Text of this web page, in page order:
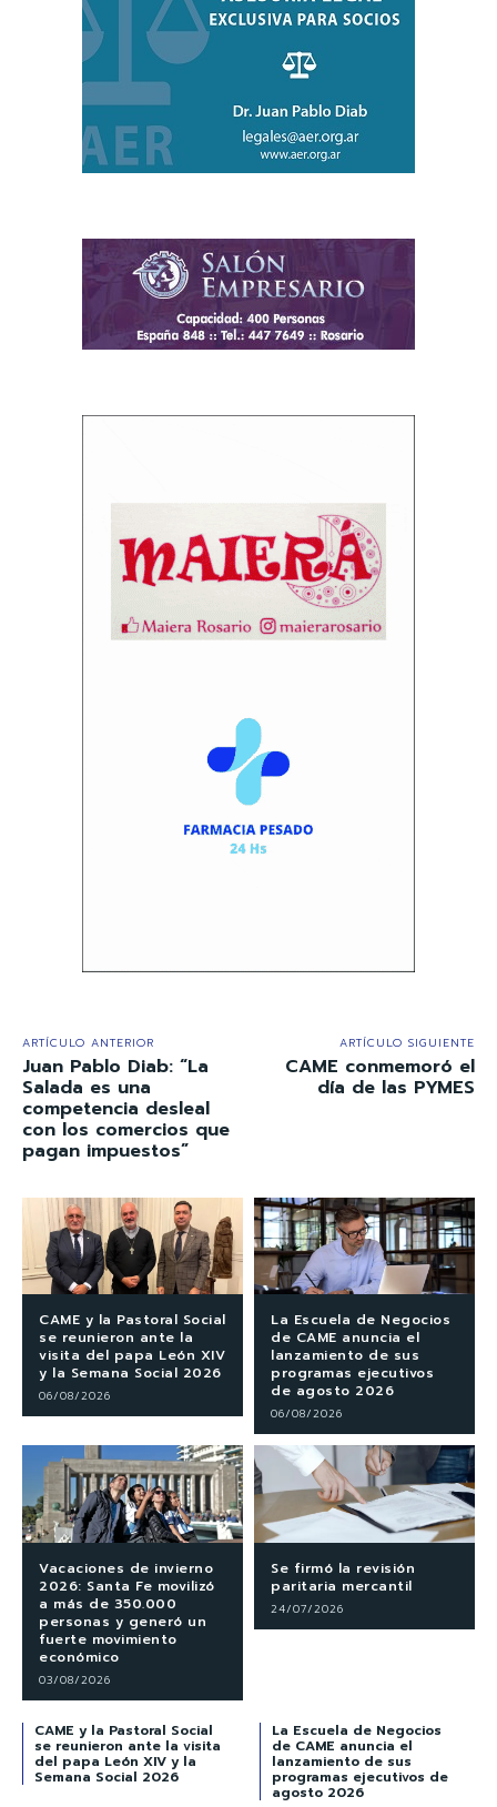
ARTÍCULO ANTERIOR
Juan Pablo Diab: “La
Salada es una
competencia desleal
con los comercios que
pagan impuestos”
ARTÍCULO SIGUIENTE
CAME conmemoró el
día de las PYMES
CAME y la Pastoral Social
se reunieron ante la
visita del papa León XIV
y la Semana Social 2026
06/08/2026
La Escuela de Negocios
de CAME anuncia el
lanzamiento de sus
programas ejecutivos
de agosto 2026
06/08/2026
Vacaciones de invierno
2026: Santa Fe movilizó
a más de 350.000
personas y generó un
fuerte movimiento
económico
03/08/2026
Se firmó la revisión
paritaria mercantil
24/07/2026
CAME y la Pastoral Social
se reunieron ante la visita
del papa León XIV y la
Semana Social 2026
La Escuela de Negocios
de CAME anuncia el
lanzamiento de sus
programas ejecutivos de
agosto 2026